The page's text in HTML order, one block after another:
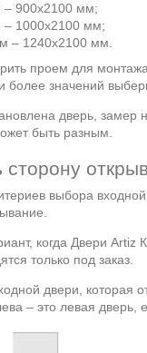
– 900х2100 мм;
– 1000х2100 мм;
– 1240х2100 мм.
проем для
более значений
дверь, замер
быть разным.
сторону
выбора
когда Двери Artiz
только под заказ.
двери, которая
– это левая дверь,